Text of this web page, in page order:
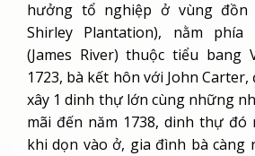
hưởng tổ nghiệp ở vùng đồn
Shirley Plantation), nằm phía
(James River) thuộc tiểu bang
1723, bà kết hôn với John
xây 1 dinh thự lớn cùng những
mãi đến năm 1738, dinh thự đó
khi dọn vào ở, gia đình bà càng